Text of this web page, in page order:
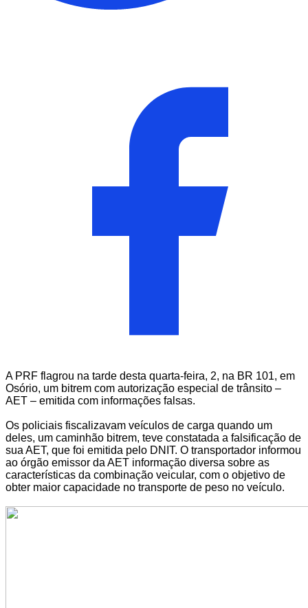
A PRF flagrou na tarde desta quarta-feira, 2, na BR 101, em
Osório, um bitrem com autorização especial de trânsito –
AET – emitida com informações falsas.
Os policiais fiscalizavam veículos de carga quando um
deles, um caminhão bitrem, teve constatada a falsificação de
sua AET, que foi emitida pelo DNIT. O transportador informou
ao órgão emissor da AET informação diversa sobre as
características da combinação veicular, com o objetivo de
obter maior capacidade no transporte de peso no veículo.